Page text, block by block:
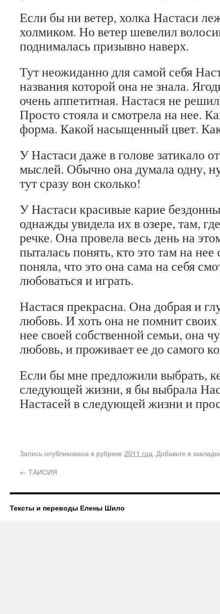
Если бы ни ветер, холка Настаси
холмиком. Но ветер шевелил
поднималась призывно наверх.
Тут неожиданно для самой себя
названия которой она не знала.
очень аппетитная. Настася не
Просто стояла и смотрела на нее.
форма. Какой насыщенный цвет.
У Настаси даже в голове затикало
мыслей. Обычно она думала одну,
тут сразу вон сколько!
У Настаси красивые карие
однажды увидела их в озере, там,
речке. Она провела весь день на
пыталась понять, кто это там на
поняла, что это она сама на себя
любоваться и играть.
Настася прекрасна. Она добрая и
любовь. И хоть она не помнит своих
нее своей собственной семьи, она
любовь, и проживает ее до самого
Если бы мне предложили выбрать,
следующей жизни, я бы выбрала
Настасей в следующей жизни и
Запись опубликована в рубрике 2011 год. Добавьте в
← ТАИСИЯ
Тексты и переводы Елены Шило